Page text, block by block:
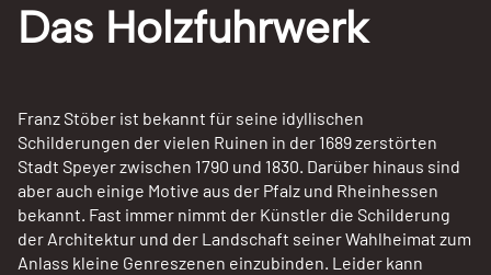
Das Holzfuhrwerk
Franz Stöber ist bekannt für seine idyllischen
Schilderungen der vielen Ruinen in der 1689 zerstörten
Stadt Speyer zwischen 1790 und 1830. Darüber hinaus sind
aber auch einige Motive aus der Pfalz und Rheinhessen
bekannt. Fast immer nimmt der Künstler die Schilderung
der Architektur und der Landschaft seiner Wahlheimat zum
Anlass kleine Genreszenen einzubinden. Leider kann